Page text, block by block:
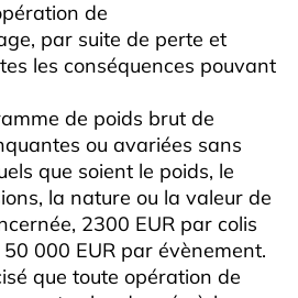
de
par suite de perte et
les conséquences pouvant
de poids brut de
ou avariées sans
que soient le poids, le
la nature ou la valeur de
2300 EUR par colis
000 EUR par évènement.
que toute opération de